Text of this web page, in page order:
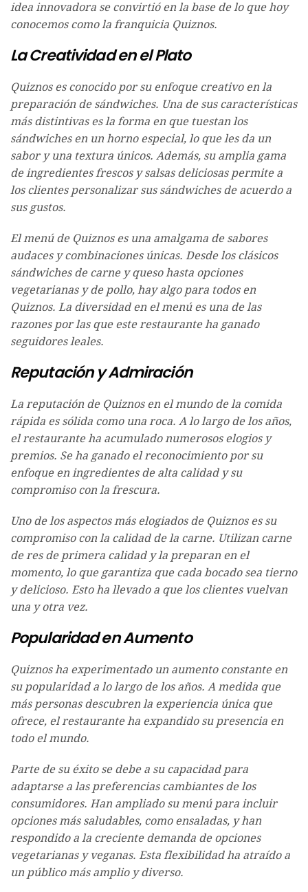
idea innovadora se convirtió en la base de lo que hoy
conocemos como la franquicia Quiznos.
La Creatividad en el Plato
Quiznos es conocido por su enfoque creativo en la
preparación de sándwiches. Una de sus características
más distintivas es la forma en que tuestan los
sándwiches en un horno especial, lo que les da un
sabor y una textura únicos. Además, su amplia gama
de ingredientes frescos y salsas deliciosas permite a
los clientes personalizar sus sándwiches de acuerdo a
sus gustos.
El menú de Quiznos es una amalgama de sabores
audaces y combinaciones únicas. Desde los clásicos
sándwiches de carne y queso hasta opciones
vegetarianas y de pollo, hay algo para todos en
Quiznos. La diversidad en el menú es una de las
razones por las que este restaurante ha ganado
seguidores leales.
Reputación y Admiración
La reputación de Quiznos en el mundo de la comida
rápida es sólida como una roca. A lo largo de los años,
el restaurante ha acumulado numerosos elogios y
premios. Se ha ganado el reconocimiento por su
enfoque en ingredientes de alta calidad y su
compromiso con la frescura.
Uno de los aspectos más elogiados de Quiznos es su
compromiso con la calidad de la carne. Utilizan carne
de res de primera calidad y la preparan en el
momento, lo que garantiza que cada bocado sea tierno
y delicioso. Esto ha llevado a que los clientes vuelvan
una y otra vez.
Popularidad en Aumento
Quiznos ha experimentado un aumento constante en
su popularidad a lo largo de los años. A medida que
más personas descubren la experiencia única que
ofrece, el restaurante ha expandido su presencia en
todo el mundo.
Parte de su éxito se debe a su capacidad para
adaptarse a las preferencias cambiantes de los
consumidores. Han ampliado su menú para incluir
opciones más saludables, como ensaladas, y han
respondido a la creciente demanda de opciones
vegetarianas y veganas. Esta flexibilidad ha atraído a
un público más amplio y diverso.